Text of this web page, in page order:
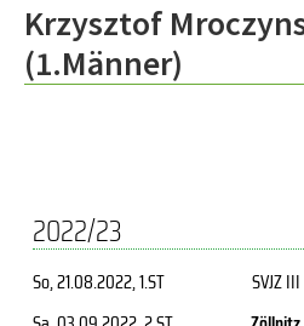
Krzysztof
(1.Männer)
2022/23
So, 21.08.2022, 1.ST SVJZ III